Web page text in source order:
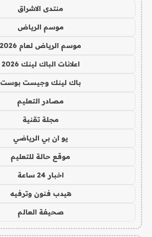
منتدى الاشراق
موسم الرياض
موسم الرياض لعام 2026
اعلانات الباك لينك 2026
باك لينك وجيست بوست
مصادر التعليم
مجلة تقنية
يو ان بي الرياضي
موقع حالة للتعليم
اخبار 24 ساعة
هيدب فنون وترفيه
صحيفة العالم